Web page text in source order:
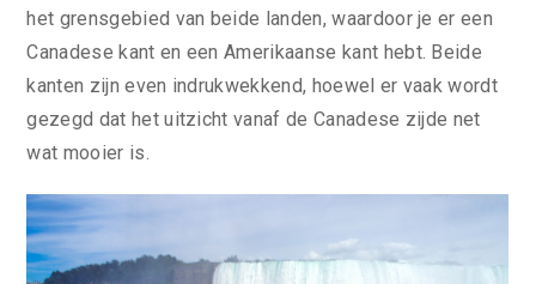
het grensgebied van beide landen, waardoor je er een
Canadese kant en een Amerikaanse kant hebt. Beide
kanten zijn even indrukwekkend, hoewel er vaak wordt
gezegd dat het uitzicht vanaf de Canadese zijde net
wat mooier is.